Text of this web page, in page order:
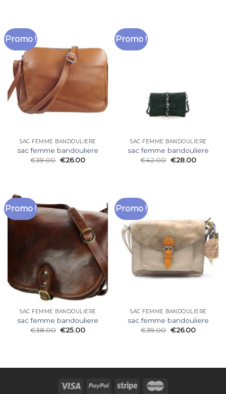
Promo !
SAC FEMME BANDOULIERE
sac femme bandouliere
€39.00 €26.00
Promo !
SAC FEMME BANDOULIERE
sac femme bandouliere
€42.00 €28.00
Promo !
SAC FEMME BANDOULIERE
sac femme bandouliere
€38.00 €25.00
Promo !
SAC FEMME BANDOULIERE
sac femme bandouliere
€39.00 €26.00